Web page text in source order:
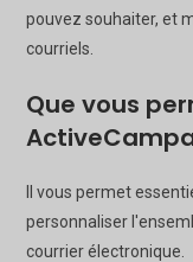
pouvez souhaiter, et
courriels.
Que vous
Il vous permet
personnaliser
courrier électronique.